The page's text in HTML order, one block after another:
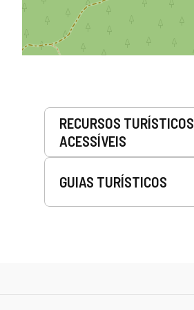
Serviços
RECURSOS TURÍSTICOS
ACESSÍVEIS
GUIAS TURÍSTICOS